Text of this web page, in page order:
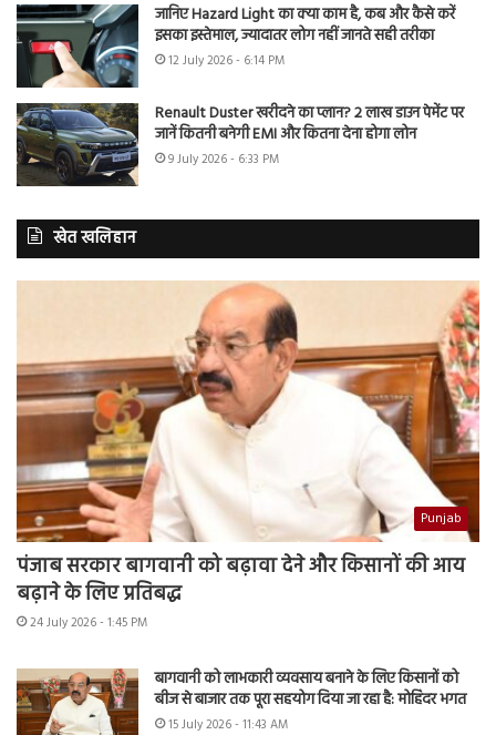
जानिए Hazard Light का क्या काम है, कब और कैसे करें
इसका इस्तेमाल, ज्यादातर लोग नहीं जानते सही तरीका
12 July 2026 - 6:14 PM
Renault Duster खरीदने का प्लान? 2 लाख डाउन पेमेंट पर
जानें कितनी बनेगी EMI और कितना देना होगा लोन
9 July 2026 - 6:33 PM
खेत खलिहान
Punjab
पंजाब सरकार बागवानी को बढ़ावा देने और किसानों की आय
बढ़ाने के लिए प्रतिबद्ध
24 July 2026 - 1:45 PM
बागवानी को लाभकारी व्यवसाय बनाने के लिए किसानों को
बीज से बाजार तक पूरा सहयोग दिया जा रहा है: मोहिंदर भगत
15 July 2026 - 11:43 AM